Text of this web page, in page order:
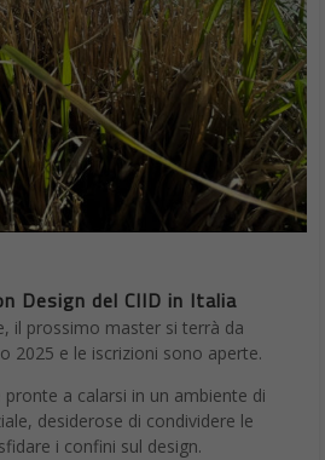
Design del CIID in Italia
il prossimo master si terrà da
2025 e le iscrizioni sono aperte.
a calarsi in un ambiente di
desiderose di condividere le
i confini sul design.